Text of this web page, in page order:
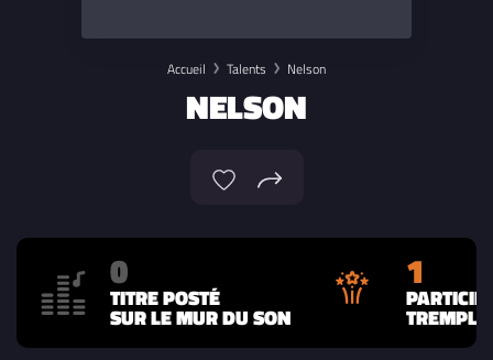
Accueil Talents Nelson
NELSON
0
TITRE POSTÉ
SUR LE MUR DU SON
1